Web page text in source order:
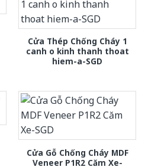
Cửa Thép Chống Cháy 1
canh o kinh thanh thoat
hiem-a-SGD
Cửa Gỗ Chống Cháy MDF
Veneer P1R2 Căm Xe-